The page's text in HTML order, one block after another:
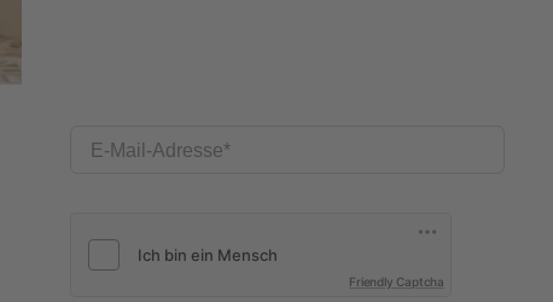
E-Mail-Adresse
Friendly Captcha